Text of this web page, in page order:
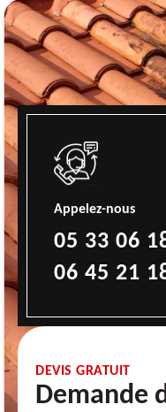
Appelez-nous
05 33 06
06 45 21
DEVIS GRATUIT
Demande